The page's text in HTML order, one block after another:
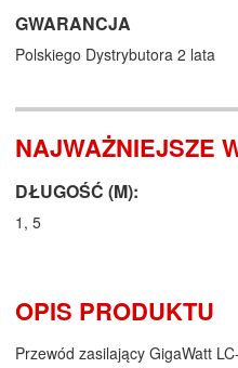
GWARANCJA
Polskiego Dystrybutora 2 lata
NAJWAŻNIEJSZE
DŁUGOŚĆ (M):
1, 5
OPIS PRODUKTU
Przewód zasilający GigaWatt